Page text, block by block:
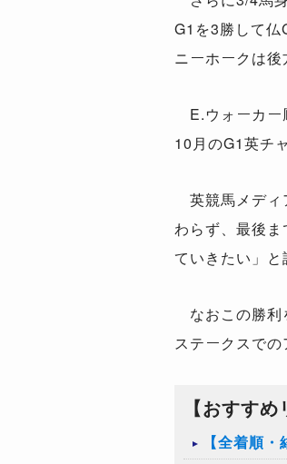
G1を3勝して仏
ニーホークは
E.ウォーカー
10月のG1英チ
英競馬メディ
わらず、最後
ていきたい」と
なおこの勝利
ステークスでの
【おすすめ
【全着順